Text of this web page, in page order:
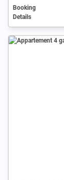
Booking
Details